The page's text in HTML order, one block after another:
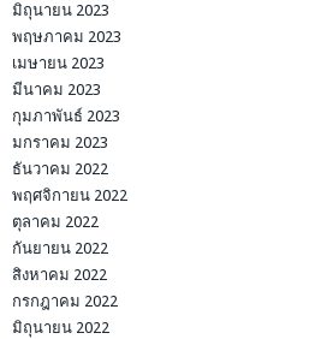
มิถุนายน 2023
พฤษภาคม 2023
เมษายน 2023
มีนาคม 2023
กุมภาพันธ์ 2023
มกราคม 2023
ธันวาคม 2022
พฤศจิกายน 2022
ตุลาคม 2022
กันยายน 2022
สิงหาคม 2022
กรกฎาคม 2022
มิถุนายน 2022